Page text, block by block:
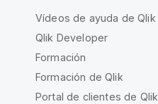
Vídeos de ayuda de Qlik
Qlik Developer
Formación
Formación de Qlik
Portal de clientes de Qlik